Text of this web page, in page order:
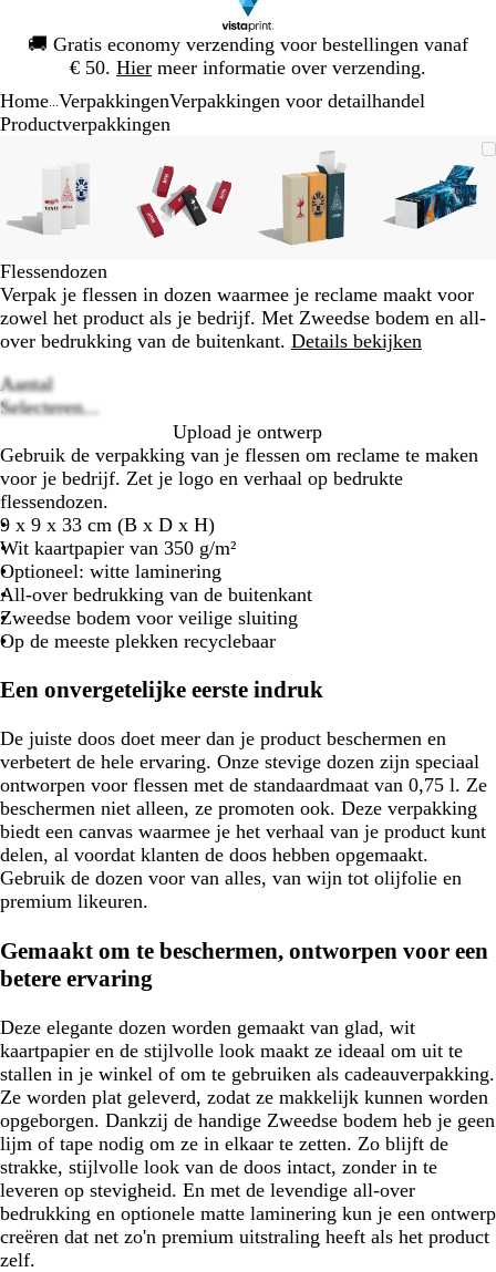
🚚 Gratis economy verzending voor bestellingen vanaf
€ 50. Hier meer informatie over verzending.
1
Home VerpakkingenVerpakkingen voor detailhandel
Productverpakkingen
afbeelding
tot
minimum
om
uit
te
plus-
en
mintoetsen
om
te
zoomen
en
pijltjestoetsen
zwenken
minimum
uit
te
en
mintoetsen
en
pijltjestoetsen
Zoombare
afbeelding
Gezoomd
tot
minimum
Klik
om
uit
te
vouwen
Gebruik
plus-
en
mintoetsen
om
zoomen
en
pijltjestoetsen
om
tot
om
uit
te
plus-
en
4
Flessendozen
Verpak je flessen in dozen waarmee je reclame maakt voor
zowel het product als je bedrijf. Met Zweedse bodem en all-
over bedrukking van de buitenkant. Details bekijken
options
Aantal
Selecteren...
Upload je ontwerp
Gebruik de verpakking van je flessen om reclame te maken
voor je bedrijf. Zet je logo en verhaal op bedrukte
flessendozen.
9 x 9 x 33 cm (B x D x H)
Wit kaartpapier van 350 g/m²
Optioneel: witte laminering
All-over bedrukking van de buitenkant
Zweedse bodem voor veilige sluiting
Op de meeste plekken recyclebaar
Een onvergetelijke eerste indruk
De juiste doos doet meer dan je product beschermen en
verbetert de hele ervaring. Onze stevige dozen zijn speciaal
ontworpen voor flessen met de standaardmaat van 0,75 l. Ze
beschermen niet alleen, ze promoten ook. Deze verpakking
biedt een canvas waarmee je het verhaal van je product kunt
delen, al voordat klanten de doos hebben opgemaakt.
Gebruik de dozen voor van alles, van wijn tot olijfolie en
premium likeuren.
Gemaakt om te beschermen, ontworpen voor een
betere ervaring
Deze elegante dozen worden gemaakt van glad, wit
kaartpapier en de stijlvolle look maakt ze ideaal om uit te
stallen in je winkel of om te gebruiken als cadeauverpakking.
Ze worden plat geleverd, zodat ze makkelijk kunnen worden
opgeborgen. Dankzij de handige Zweedse bodem heb je geen
lijm of tape nodig om ze in elkaar te zetten. Zo blijft de
strakke, stijlvolle look van de doos intact, zonder in te
leveren op stevigheid. En met de levendige all-over
bedrukking en optionele matte laminering kun je een ontwerp
creëren dat net zo'n premium uitstraling heeft als het product
zelf.